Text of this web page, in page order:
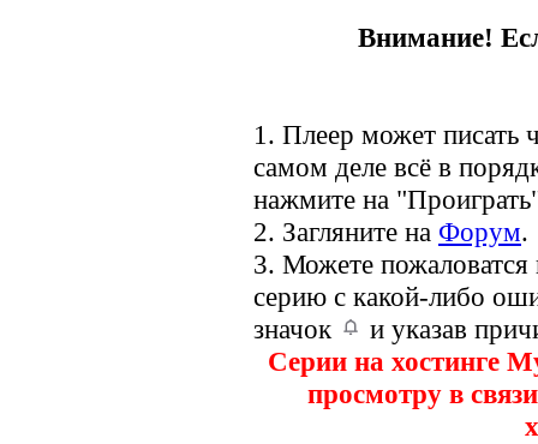
Внимание!
1. Плеер может писать
самом деле всё в
нажмите на
2. Загляните на Форум.
3. Можете
серию с какой-либо
значок
и указав
Серии на хостинге
просмотру в